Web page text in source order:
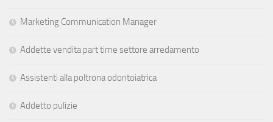
Marketing Communication Manager
Addette vendita part time settore arredamento
Assistenti alla poltrona odontoiatrica
Addetto pulizie